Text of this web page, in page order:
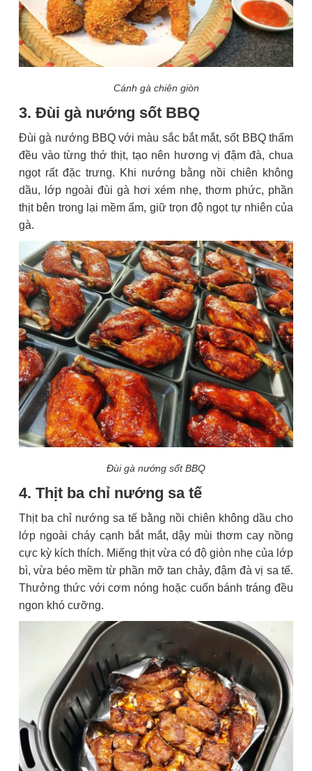
Cánh gà chiên giòn
3. Đùi gà nướng sốt BBQ
Đùi gà nướng BBQ với màu sắc bắt mắt, sốt BBQ thấm
đều vào từng thớ thịt, tạo nên hương vị đậm đà, chua
ngọt rất đặc trưng. Khi nướng bằng nồi chiên không
dầu, lớp ngoài đùi gà hơi xém nhẹ, thơm phức, phần
thịt bên trong lại mềm ẩm, giữ trọn độ ngọt tự nhiên của
gà.
Đùi gà nướng sốt BBQ
4. Thịt ba chỉ nướng sa tế
Thịt ba chỉ nướng sa tế bằng nồi chiên không dầu cho
lớp ngoài cháy cạnh bắt mắt, dậy mùi thơm cay nồng
cực kỳ kích thích. Miếng thịt vừa có độ giòn nhẹ của lớp
bì, vừa béo mềm từ phần mỡ tan chảy, đậm đà vị sa tế.
Thưởng thức với cơm nóng hoặc cuốn bánh tráng đều
ngon khó cưỡng.